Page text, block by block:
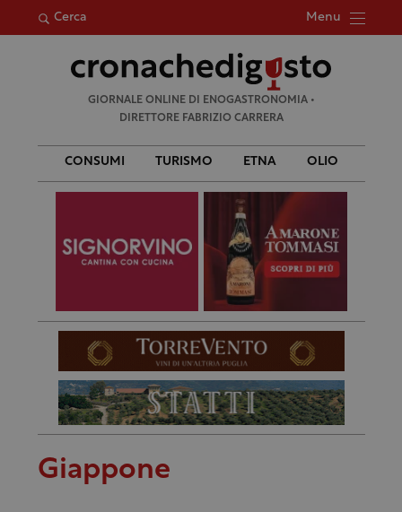
Cerca Menu
per:
GIORNALE ONLINE DI ENOGASTRONOMIA •
DIRETTORE FABRIZIO CARRERA
CONSUMI TURISMO ETNA OLIO
Giappone